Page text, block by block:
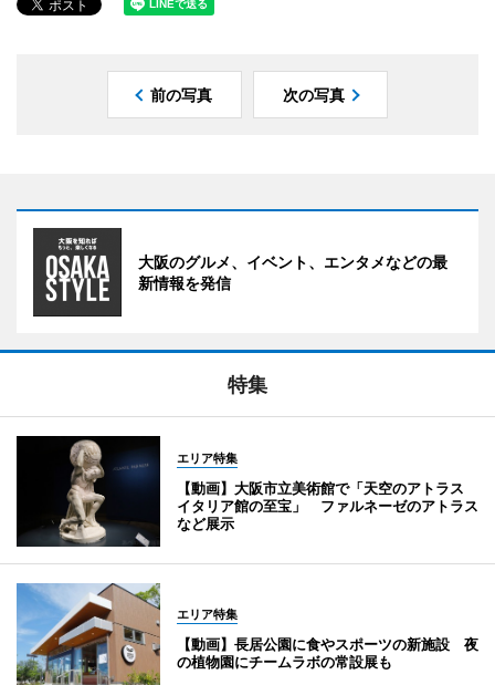
前の写真 次の写真
大阪のグルメ、イベント、エンタメなどの最
新情報を発信
特集
エリア特集
【動画】大阪市立美術館で「天空のアトラス
イタリア館の至宝」 ファルネーゼのアトラス
など展示
エリア特集
【動画】長居公園に食やスポーツの新施設 夜
の植物園にチームラボの常設展も